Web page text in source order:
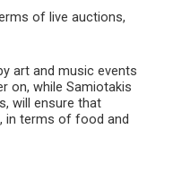
of live auctions,
art and music events
on, while Samiotakis
will ensure that
in terms of food and